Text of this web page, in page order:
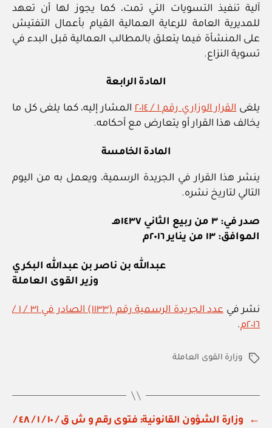
آلية تنفيذ التسويات التي تمت، كما يجوز لها أن تعهد
للمديرية العامة للرعاية العمالية القيام بأعمال التفتيش
على المنشأة فيما يتعلق بالمطالب العمالية قبل البدء في
تسوية النزاع.
المادة الرابعة
يلغىالقرار الوزاري رقم ١ / ٢٠١٤
المشار إليه، كما يلغى كل ما
يخالف هذا القرار أو يتعارض مع أحكامه.
المادة الخامسة
ينشر هذا القرار في الجريدة الرسمية، ويعمل به من اليوم
التالي لتاريخ نشره.
صدر في: ٣ من ربيع الثاني ١٤٣٧هـ
الموافق: ١٣ من يناير ٢٠١٦م
عبدالله بن ناصر بن عبدالله البكري
وزير القوى العاملة
نشر في
عدد الجريدة الرسمية رقم (١١٣٣) الصادر في ٣١ / ١ /
٢٠١٦م
.
الوسوموزارة القوى العاملة
←
وزارة الشؤون القانونية: فتوى رقم و ش ق / ١٠ / ١ / ٤٨ /